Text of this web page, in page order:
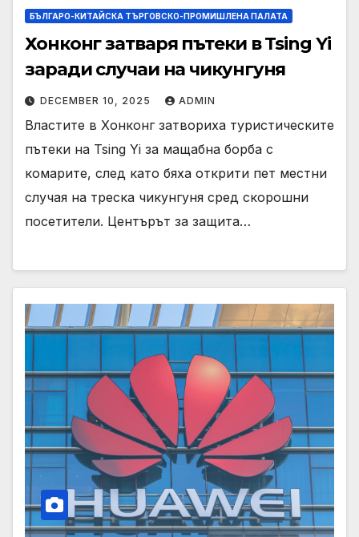
БЪЛГАРО-КИТАЙСКА ТЪРГОВСКО-ПРОМИШЛЕНА ПАЛАТА
Хонконг затваря пътеки в Tsing Yi
заради случаи на чикунгуня
DECEMBER 10, 2025 ADMIN
Властите в Хонконг затвориха туристическите
пътеки на Tsing Yi за мащабна борба с
комарите, след като бяха открити пет местни
случая на треска чикунгуня сред скорошни
посетители. Центърът за защита…